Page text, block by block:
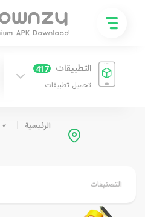
التطبيقات 417
تحميل تطبيقات
الرئيسية »
التصنيفات